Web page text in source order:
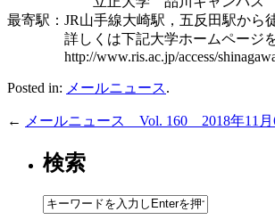
最寄駅：JR山手線大崎駅，五反田駅から
詳しくは下記大学ホームページを
http://www.ris.ac.jp/access/
Posted in: メールニュース.
← メールニュース Vol. 160 2018年11月
検索